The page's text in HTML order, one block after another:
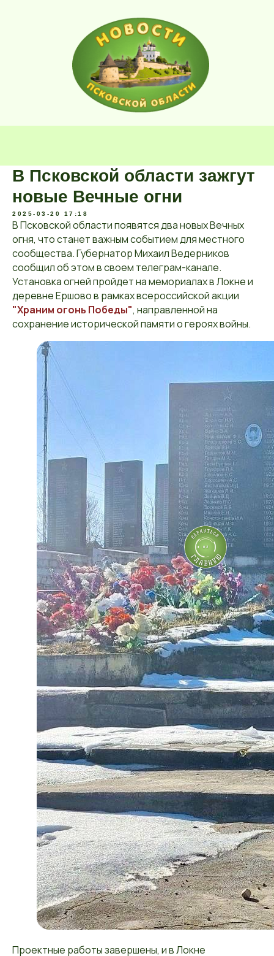
В Псковской области зажгут
новые Вечные огни
2025-03-20 17:18
В Псковской области появятся два новых Вечных
огня, что станет важным событием для местного
сообщества. Губернатор Михаил Ведерников
сообщил об этом в своем телеграм-канале.
Установка огней пройдет на мемориалах в Локне и
деревне Ершово в рамках всероссийской акции
"Храним огонь Победы", направленной на
сохранение исторической памяти о героях войны.
Проектные работы завершены, и в Локне